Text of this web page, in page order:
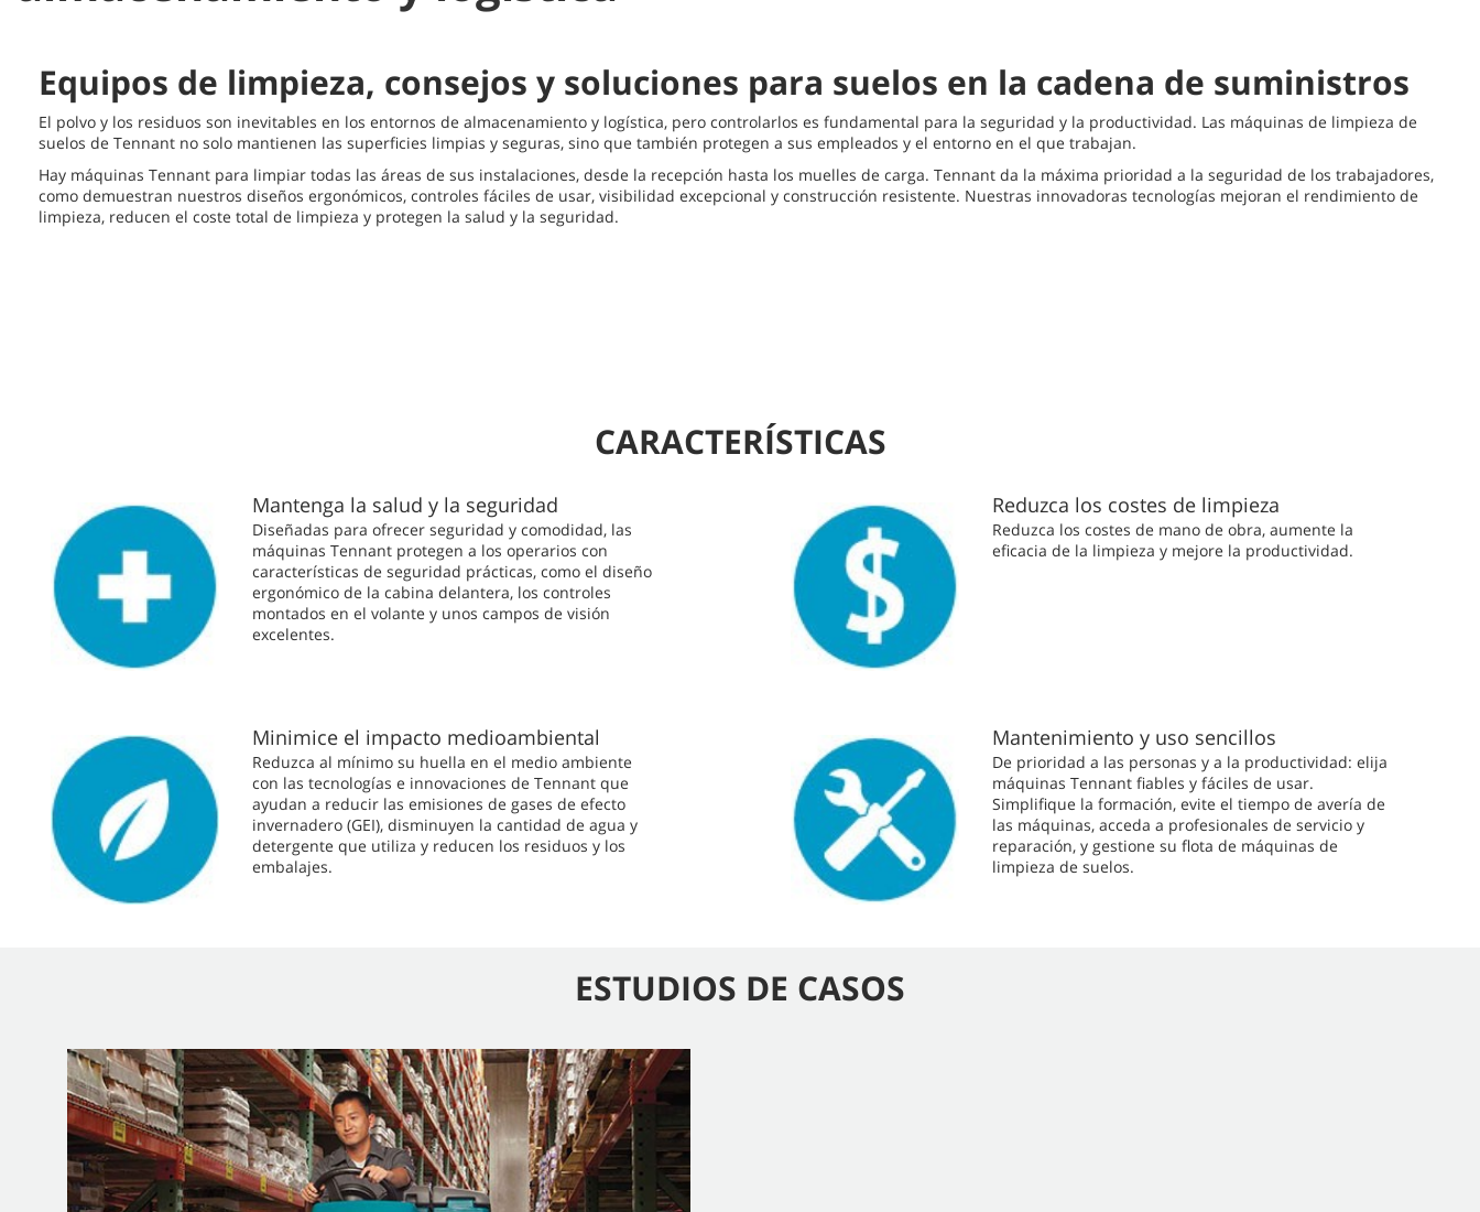
Equipos de limpieza, consejos y soluciones para suelos en la cadena de suministros
El polvo y los residuos son inevitables en los entornos de almacenamiento y logística, pero controlarlos es fundamental para la seguridad y la productividad. Las máquinas de limpieza de
suelos de Tennant no solo mantienen las superficies limpias y seguras, sino que también protegen a sus empleados y el entorno en el que trabajan.
Hay máquinas Tennant para limpiar todas las áreas de sus instalaciones, desde la recepción hasta los muelles de carga. Tennant da la máxima prioridad a la seguridad de los trabajadores,
como demuestran nuestros diseños ergonómicos, controles fáciles de usar, visibilidad excepcional y construcción resistente. Nuestras innovadoras tecnologías mejoran el rendimiento de
limpieza, reducen el coste total de limpieza y protegen la salud y la seguridad.
CARACTERÍSTICAS
Mantenga la salud y la seguridad
Diseñadas para ofrecer seguridad y comodidad, las
máquinas Tennant protegen a los operarios con
características de seguridad prácticas, como el diseño
ergonómico de la cabina delantera, los controles
montados en el volante y unos campos de visión
excelentes.
Reduzca los costes de limpieza
Reduzca los costes de mano de obra, aumente la
eficacia de la limpieza y mejore la productividad.
Minimice el impacto medioambiental
Reduzca al mínimo su huella en el medio ambiente
con las tecnologías e innovaciones de Tennant que
ayudan a reducir las emisiones de gases de efecto
invernadero (GEI), disminuyen la cantidad de agua y
detergente que utiliza y reducen los residuos y los
embalajes.
Mantenimiento y uso sencillos
De prioridad a las personas y a la productividad: elija
máquinas Tennant fiables y fáciles de usar.
Simplifique la formación, evite el tiempo de avería de
las máquinas, acceda a profesionales de servicio y
reparación, y gestione su flota de máquinas de
limpieza de suelos.
ESTUDIOS DE CASOS